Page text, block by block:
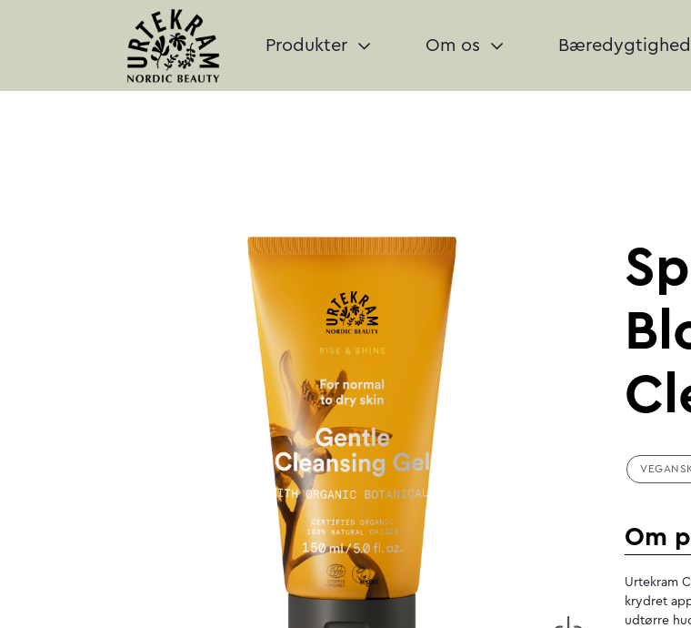
Produkter Om os Bæredygtighed
Om
Urtekram
krydret
udtørre